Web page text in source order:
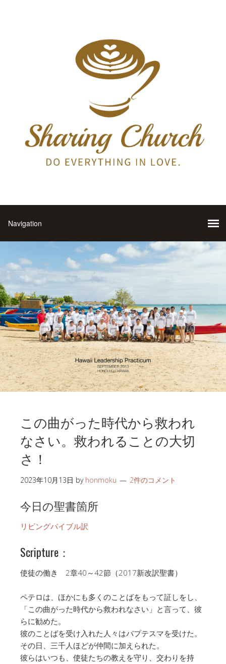
この曲がった時代から救われ
なさい。救われることの大切
さ！
2023年10月13日 by honmoku 2件のコメント
今日の聖書箇所
リビングバイブル訳
Scripture：
使徒の働き 2章40～42節（2017新改訳聖書）
ペテロは、ほかにも多くのことばをもって証しをし、
「この曲がった時代から救われなさい」と言って、彼
らに勧めた。
彼のことばを受け入れた人々はバプテスマを受けた。
その日、三千人ほどが仲間に加えられた。
彼らはいつも、使徒たちの教えを守り、交わりを持